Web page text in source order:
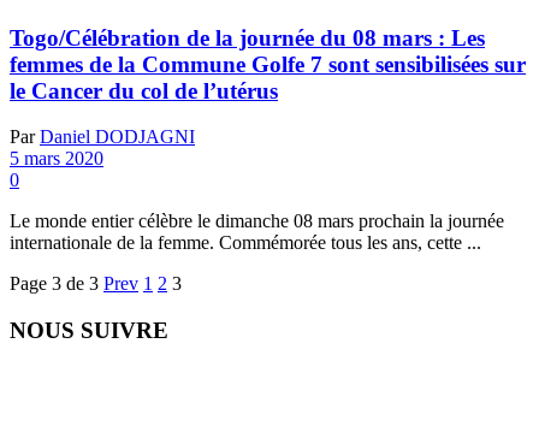
Togo/Célébration de la journée du 08 mars : Les
femmes de la Commune Golfe 7 sont sensibilisées sur
le Cancer du col de l’utérus
Par Daniel DODJAGNI
5 mars 2020
0
Le monde entier célèbre le dimanche 08 mars prochain la journée
internationale de la femme. Commémorée tous les ans, cette ...
Page 3 de 3 Prev 1 2 3
NOUS SUIVRE